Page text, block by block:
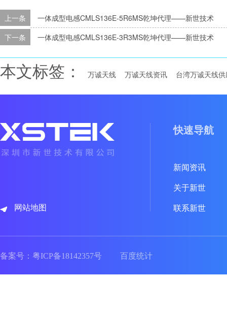
上一条
一体成型电感CMLS136E-5R6MS乾坤代理——新世技术
下一条
一体成型电感CMLS136E-3R3MS乾坤代理——新世技术
本文标签： 万诚天线 万诚天线资讯 台湾万诚天线
网站地图
快速导航
新闻资讯
关于新世
联系新世
备案号： 粤ICP备18142357号 百度统计